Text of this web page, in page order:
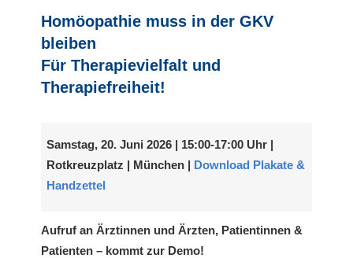
Homöopathie muss in der GKV
bleiben
Für Therapievielfalt und
Therapiefreiheit!
Samstag, 20. Juni 2026 | 15:00-17:00 Uhr |
Rotkreuzplatz | München | Download Plakate &
Handzettel
Aufruf an Ärztinnen und Ärzten, Patientinnen &
Patienten – kommt zur Demo!